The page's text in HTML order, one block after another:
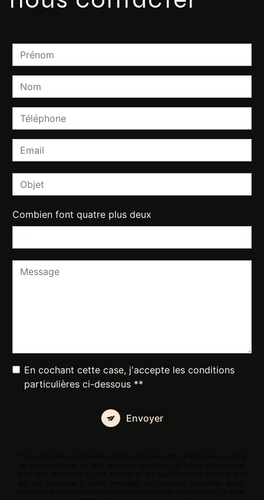
Combien font quatre plus deux
En cochant cette case, j'accepte les conditions
particulières ci-dessous **
Envoyer